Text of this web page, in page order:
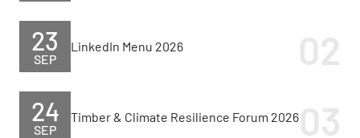
SEP
23 LinkedIn Menu 2026
SEP
24 Timber & Climate Resilience Forum 2026